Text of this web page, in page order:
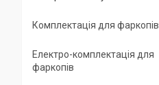
Комплектація для фаркопів
Електро-комплектація для
фаркопів